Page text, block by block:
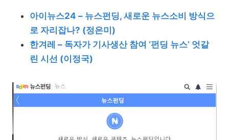
아이뉴스24 – 뉴스펀딩, 새로운 뉴스소비 방식으
로 자리잡나? (정은미)
한겨레 – 독자가 기사생산 참여 ‘펀딩 뉴스’ 엇갈
린 시선 (이정국)